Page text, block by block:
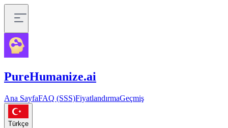
PureHumanize.ai
Ana SayfaFAQ (SSS)FiyatlandırmaGeçmiş
Türkçe